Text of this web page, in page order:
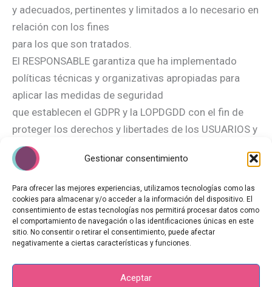
Gestionar consentimiento
Para ofrecer las mejores experiencias, utilizamos tecnologías como las
cookies para almacenar y/o acceder a la información del dispositivo. El
consentimiento de estas tecnologías nos permitirá procesar datos como
el comportamiento de navegación o las identificaciones únicas en este
sitio. No consentir o retirar el consentimiento, puede afectar
negativamente a ciertas características y funciones.
Aceptar
y adecuados, pertinentes y limitados a lo necesario en
relación con los fines
para los que son tratados.
El RESPONSABLE garantiza que ha implementado
políticas técnicas y organizativas apropiadas para
aplicar las medidas de seguridad
que establecen el GDPR y la LOPDGDD con el fin de
proteger los derechos y libertades de los USUARIOS y
les ha comunicado la
información adecuada para que puedan ejercerlos.
privacidad, puedes dirigirte al RESPONSABLE a través
de SABINA MUSSONS SIMON. C/
LAVADEROS, 1 1o E – 09007 BURGOS (Burgos). E-
mail: sabina@hipnosisclinicaericksoniana.com
Copyright © 2026 | Yo Soy Sanando